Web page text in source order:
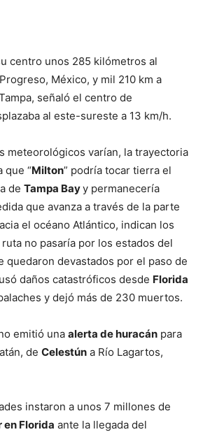
centro unos 285 kilómetros al
México, y mil 210 km a
señaló el centro de
al este-sureste a 13 km/h.
meteorológicos varían, la trayectoria
que “Milton” podría tocar tierra el
de Tampa Bayy permanecería
que avanza a través de la parte
el océano Atlántico, indican los
no pasaría por los estados del
quedaron devastados por el paso de
daños catastróficos desde Florida
y dejó más de 230 muertos.
emitió una alerta de huracán para
de Celestún a Río Lagartos,
instaron a unos 7 millones de
en Florida ante la llegada del